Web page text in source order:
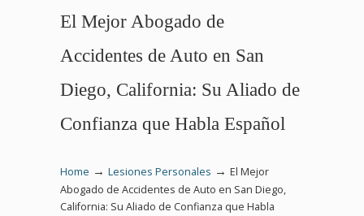
El Mejor Abogado de
Accidentes de Auto en San
Diego, California: Su Aliado de
Confianza que Habla Español
Home → Lesiones Personales → El Mejor
Abogado de Accidentes de Auto en San Diego,
California: Su Aliado de Confianza que Habla